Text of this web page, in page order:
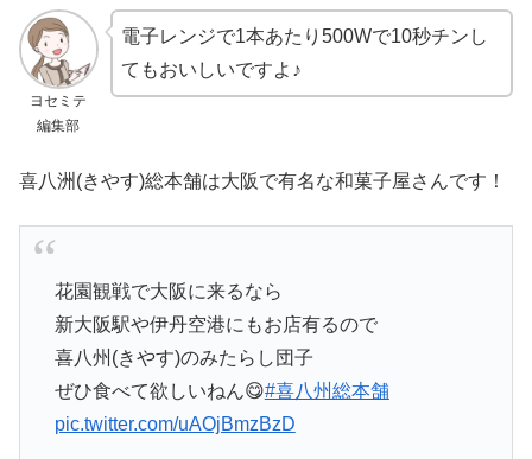
ヨセミテ
編集部
電子レンジで1本あたり500Wで10秒チンし
てもおいしいですよ♪
喜八洲(きやす)総本舗は大阪で有名な和菓子屋さんです！
花園観戦で大阪に来るなら
新大阪駅や伊丹空港にもお店有るので
喜八州(きやす)のみたらし団子
ぜひ食べて欲しいねん😋#喜八州総本舗
pic.twitter.com/uAOjBmzBzD